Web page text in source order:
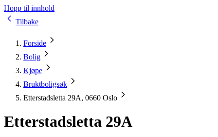
Hopp til innhold
Tilbake
Forside
Bolig
Kjøpe
Bruktboligsøk
Etterstadsletta 29A, 0660 Oslo
Etterstadsletta 29A